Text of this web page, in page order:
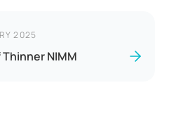
2025
NIMM